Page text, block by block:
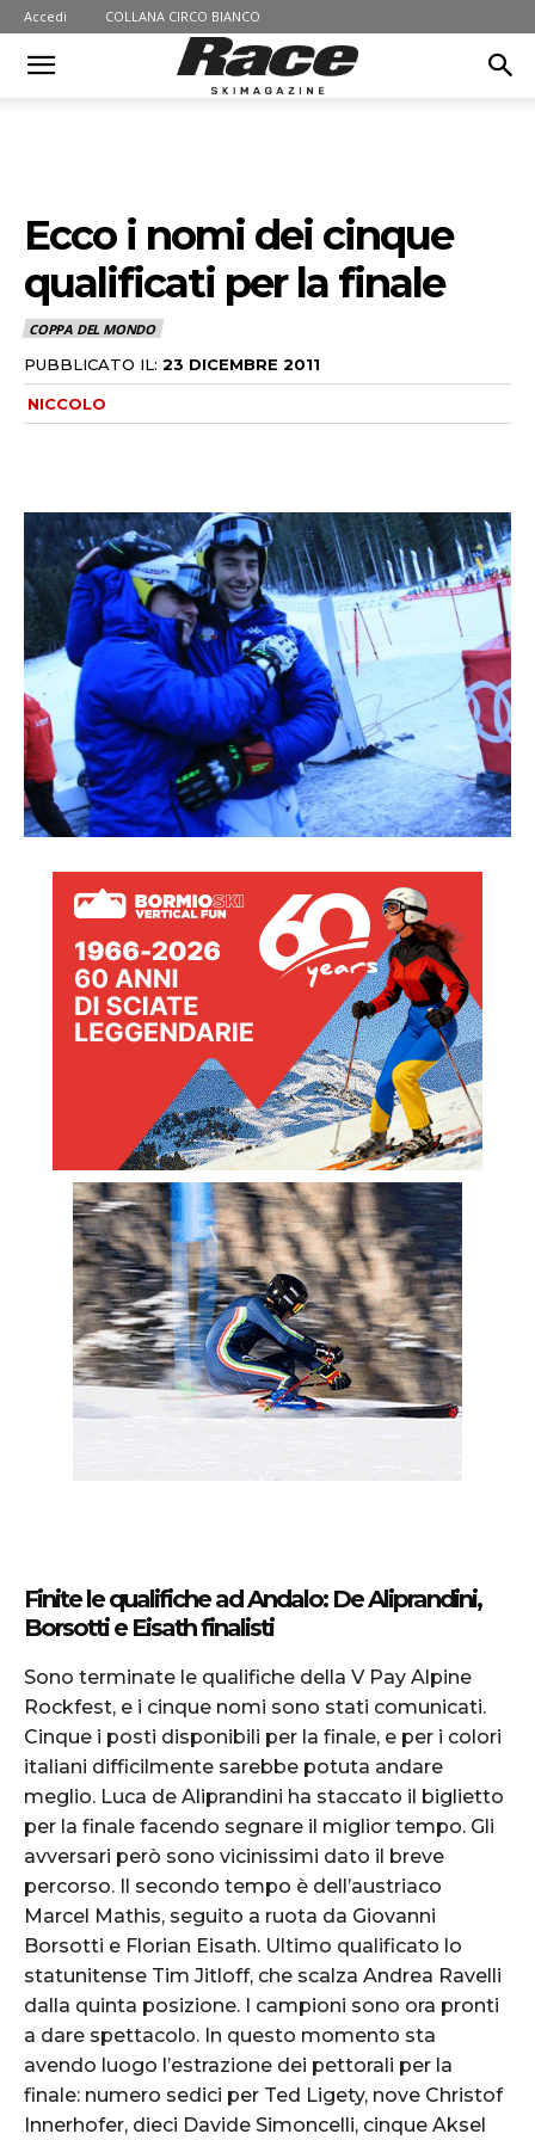
Accedi COLLANA CIRCO BIANCO
Ecco i nomi dei cinque
qualificati per la finale
COPPA DEL MONDO
PUBBLICATO IL: 23 DICEMBRE 2011
NICCOLO
Finite le qualifiche ad Andalo: De Aliprandini,
Borsotti e Eisath finalisti
Sono terminate le qualifiche della V Pay Alpine
Rockfest, e i cinque nomi sono stati comunicati.
Cinque i posti disponibili per la finale, e per i colori
italiani difficilmente sarebbe potuta andare
meglio. Luca de Aliprandini ha staccato il biglietto
per la finale facendo segnare il miglior tempo. Gli
avversari però sono vicinissimi dato il breve
percorso. Il secondo tempo è dell’austriaco
Marcel Mathis, seguito a ruota da Giovanni
Borsotti e Florian Eisath. Ultimo qualificato lo
statunitense Tim Jitloff, che scalza Andrea Ravelli
dalla quinta posizione. I campioni sono ora pronti
a dare spettacolo. In questo momento sta
avendo luogo l’estrazione dei pettorali per la
finale: numero sedici per Ted Ligety, nove Christof
Innerhofer, dieci Davide Simoncelli, cinque Aksel